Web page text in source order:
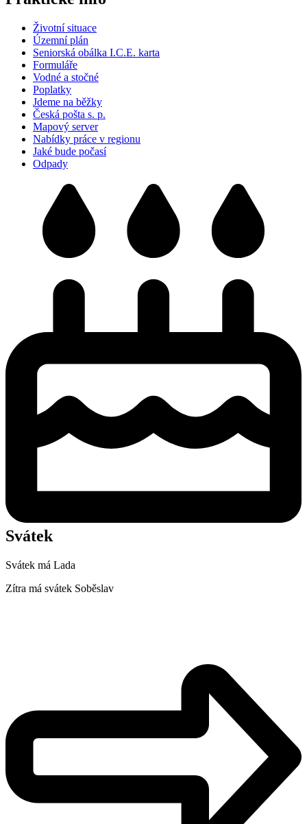
Životní situace
Územní plán
Seniorská obálka I.C.E. karta
Formuláře
Vodné a stočné
Poplatky
Jdeme na běžky
Česká pošta s. p.
Mapový server
Nabídky práce v regionu
Jaké bude počasí
Odpady
Svátek
Svátek má Lada
Zítra má svátek Soběslav